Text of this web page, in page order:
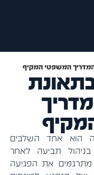
המשפטי המקיף
הוא אחד השלבים
בניהול תביעה לאחר
את הפגיעה